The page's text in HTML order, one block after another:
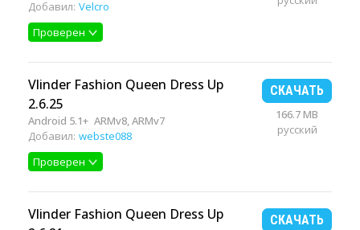
Добавил: Velcro
Проверен
Vlinder Fashion Queen Dress Up
2.6.25
Android 5.1+ ARMv8, ARMv7
Добавил: webste088
Проверен
СКАЧАТЬ
166.7 MB
русский
Vlinder Fashion Queen Dress Up
СКАЧАТЬ